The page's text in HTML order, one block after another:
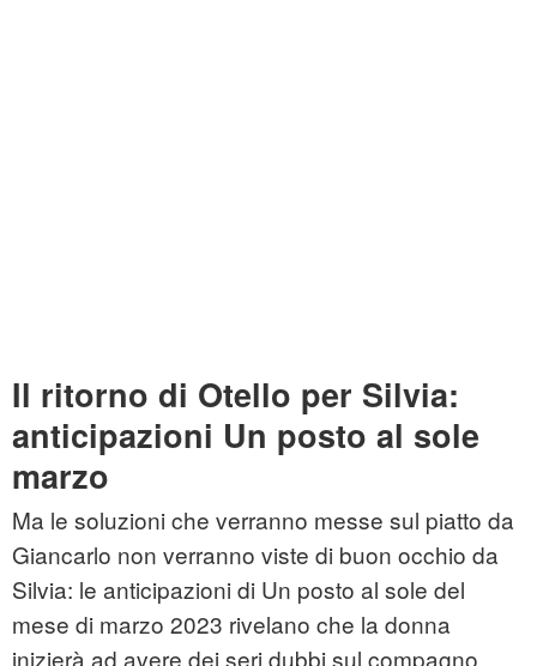
Il ritorno di Otello per Silvia:
anticipazioni Un posto al sole
marzo
Ma le soluzioni che verranno messe sul piatto da
Giancarlo non verranno viste di buon occhio da
Silvia: le anticipazioni di Un posto al sole del
mese di marzo 2023 rivelano che la donna
inizierà ad avere dei seri dubbi sul compagno,